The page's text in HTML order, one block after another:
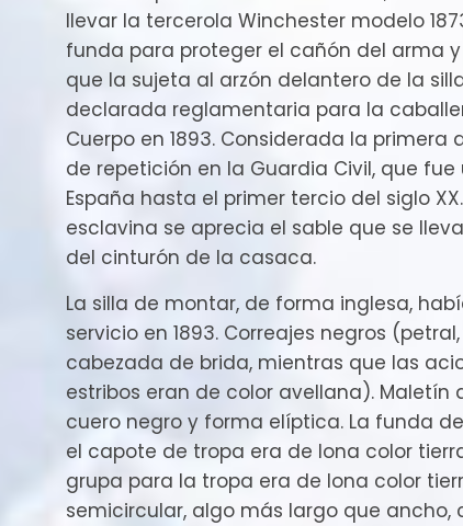
llevar la tercerola Winchester modelo
funda para proteger el cañón del arma
que la sujeta al arzón delantero de la
declarada reglamentaria para la
Cuerpo en 1893. Considerada la primera
de repetición en la Guardia Civil, que fue
España hasta el primer tercio del siglo
esclavina se aprecia el sable que se
del cinturón de la casaca.
La silla de montar, de forma inglesa,
servicio en 1893. Correajes negros
cabezada de brida, mientras que las
estribos eran de color avellana). Maletín
cuero negro y forma elíptica. La funda
el capote de tropa era de lona color
grupa para la tropa era de lona color
semicircular, algo más largo que ancho,